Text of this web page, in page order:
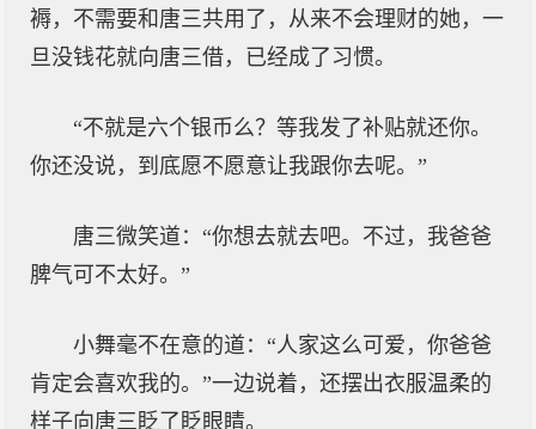
褥，不需要和唐三共用了，从来不会理财的她，一
旦没钱花就向唐三借，已经成了习惯。
“不就是六个银币么？等我发了补贴就还你。
你还没说，到底愿不愿意让我跟你去呢。”
唐三微笑道：“你想去就去吧。不过，我爸爸
脾气可不太好。”
小舞毫不在意的道：“人家这么可爱，你爸爸
肯定会喜欢我的。”一边说着，还摆出衣服温柔的
样子向唐三眨了眨眼睛。